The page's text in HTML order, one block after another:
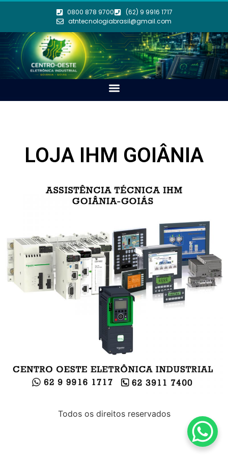
0800 878 9700
(62) 9 9916 1717
atntecnologiabrasil@gmail.com
LOJA IHM GOIÂNIA
Todos os direitos reservados